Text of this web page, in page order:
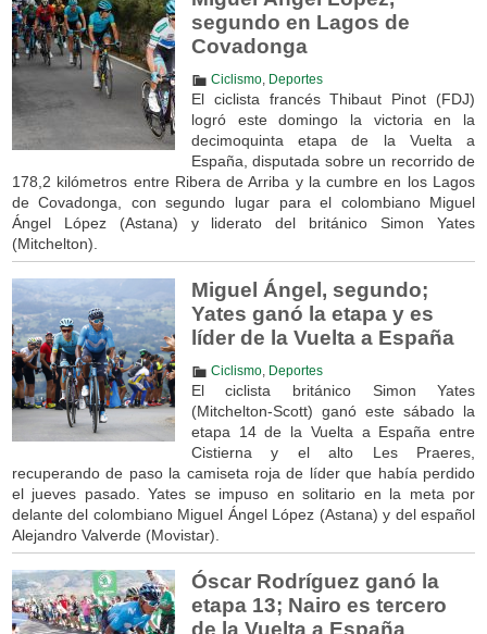
segundo en Lagos de
Covadonga
Ciclismo, Deportes
El ciclista francés Thibaut Pinot (FDJ)
logró este domingo la victoria en la
decimoquinta etapa de la Vuelta a
España, disputada sobre un recorrido de
178,2 kilómetros entre Ribera de Arriba y la cumbre en los Lagos
de Covadonga, con segundo lugar para el colombiano Miguel
Ángel López (Astana) y liderato del británico Simon Yates
(Mitchelton).
Miguel Ángel, segundo;
Yates ganó la etapa y es
líder de la Vuelta a España
Ciclismo, Deportes
El ciclista británico Simon Yates
(Mitchelton-Scott) ganó este sábado la
etapa 14 de la Vuelta a España entre
Cistierna y el alto Les Praeres,
recuperando de paso la camiseta roja de líder que había perdido
el jueves pasado. Yates se impuso en solitario en la meta por
delante del colombiano Miguel Ángel López (Astana) y del español
Alejandro Valverde (Movistar).
Óscar Rodríguez ganó la
etapa 13; Nairo es tercero
de la Vuelta a España